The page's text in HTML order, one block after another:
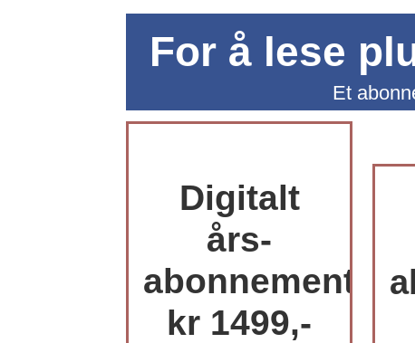
For å lese
Et
Digitalt
års-
abonnement
kr 1499,-